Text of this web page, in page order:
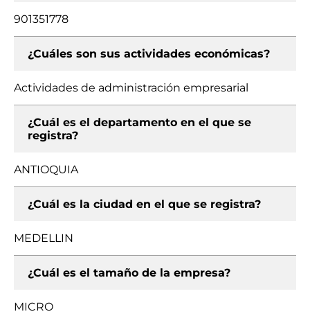
901351778
¿Cuáles son sus actividades económicas?
Actividades de administración empresarial
¿Cuál es el departamento en el que se
registra?
ANTIOQUIA
¿Cuál es la ciudad en el que se registra?
MEDELLIN
¿Cuál es el tamaño de la empresa?
MICRO